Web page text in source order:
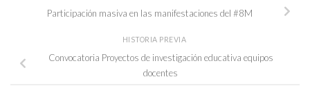
Participación masiva en las manifestaciones del #8M
HISTORIA PREVIA
Convocatoria Proyectos de investigación educativa equipos
docentes